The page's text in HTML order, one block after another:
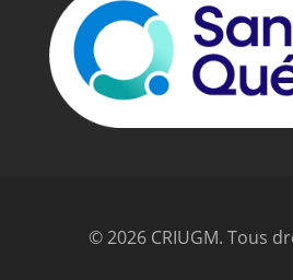
© 2026 CRIUGM. Tous